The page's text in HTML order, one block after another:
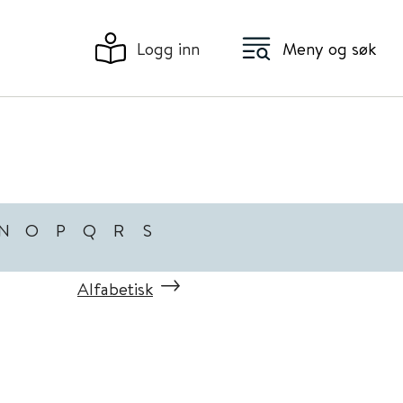
Logg inn Meny og søk
O P Q R S
Alfabetisk